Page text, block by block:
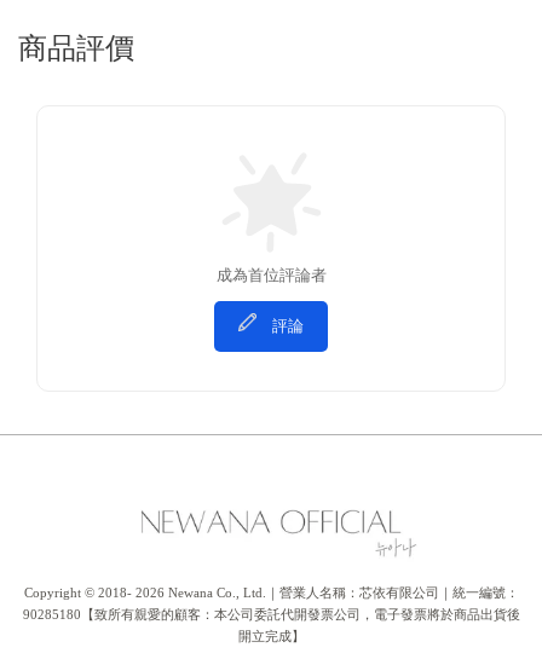
商品評價
成為首位評論者
評論
Copyright © 2018- 2026 Newana Co., Ltd.｜營業人名稱：芯依有限公司｜統一編號：
90285180【致所有親愛的顧客：本公司委託代開發票公司，電子發票將於商品出貨後
開立完成】